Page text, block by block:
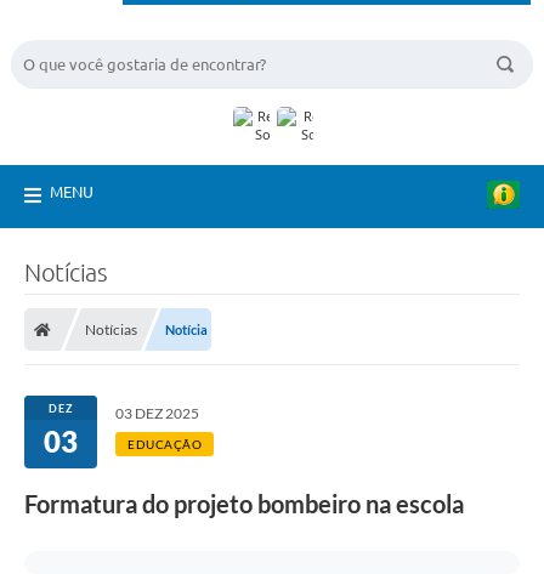
MENU
Notícias
Notícias Notícia
DEZ
03
03 DEZ 2025
EDUCAÇÃO
Formatura do projeto bombeiro na escola